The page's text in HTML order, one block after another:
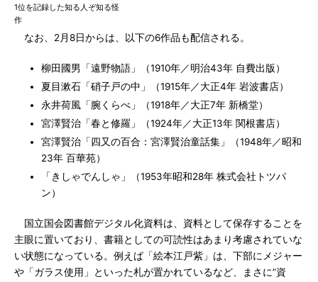
1位を記録した知る人ぞ知る怪
作
なお、2月8日からは、以下の6作品も配信される。
柳田國男「遠野物語」（1910年／明治43年 自費出版）
夏目漱石「硝子戸の中」（1915年／大正4年 岩波書店）
永井荷風「腕くらべ」（1918年／大正7年 新橋堂）
宮澤賢治「春と修羅」（1924年／大正13年 関根書店）
宮澤賢治「四又の百合：宮澤賢治童話集」（1948年／昭和
23年 百華苑）
「きしゃでんしゃ」（1953年昭和28年 株式会社トツパ
ン）
国立国会図書館デジタル化資料は、資料として保存することを
主眼に置いており、書籍としての可読性はあまり考慮されていな
い状態になっている。例えば「絵本江戸紫」は、下部にメジャー
や「ガラス使用」といった札が置かれているなど、まさに”資